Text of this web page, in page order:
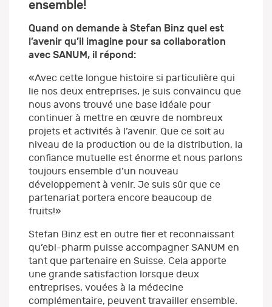
ensemble!
Quand on demande à Stefan Binz quel est
l’avenir qu’il imagine pour sa collaboration
avec SANUM, il répond:
«Avec cette longue histoire si particulière qui
lie nos deux entreprises, je suis convaincu que
nous avons trouvé une base idéale pour
continuer à mettre en œuvre de nombreux
projets et activités à l’avenir. Que ce soit au
niveau de la production ou de la distribution, la
confiance mutuelle est énorme et nous parlons
toujours ensemble d’un nouveau
développement à venir. Je suis sûr que ce
partenariat portera encore beaucoup de
fruits!»
Stefan Binz est en outre fier et reconnaissant
qu’ebi-pharm puisse accompagner SANUM en
tant que partenaire en Suisse. Cela apporte
une grande satisfaction lorsque deux
entreprises, vouées à la médecine
complémentaire, peuvent travailler ensemble.